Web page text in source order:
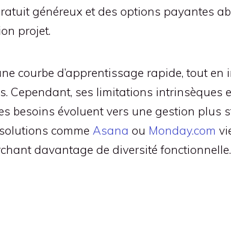
généreux et des options payantes
projet.
courbe d’apprentissage rapide, tout en
Cependant, ses limitations intrinsèques
besoins évoluent vers une gestion plus
comme Asana ou Monday.com
davantage de diversité fonctionnelle.